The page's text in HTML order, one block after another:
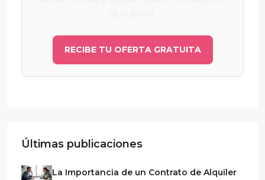
RECIBE TU OFERTA GRATUITA
Últimas publicaciones
La Importancia de un Contrato de Alquiler